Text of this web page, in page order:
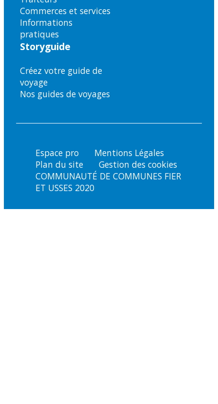
Commerces et services
Informations
pratiques
Storyguide
Créez votre guide de
voyage
Nos guides de voyages
Espace pro
Mentions Légales
Plan du site
Gestion des cookies